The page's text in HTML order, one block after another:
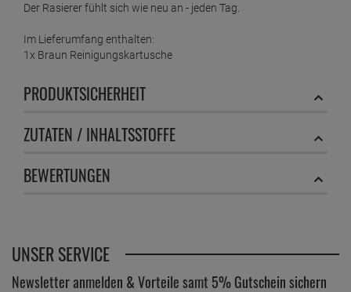
Der Rasierer fühlt sich wie neu an - jeden Tag.
Im Lieferumfang enthalten:
1x Braun Reinigungskartusche
PRODUKTSICHERHEIT
ZUTATEN / INHALTSSTOFFE
BEWERTUNGEN
UNSER SERVICE
Newsletter anmelden & Vorteile samt 5% Gutschein sichern